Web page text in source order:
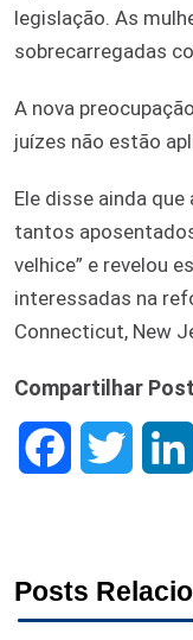
legislação. As
sobrecarregadas
A nova
juízes não estão
Ele disse ainda
tantos
velhice” e revelou
interessadas na
Connecticut, New
Compartilhar
e t
Posts